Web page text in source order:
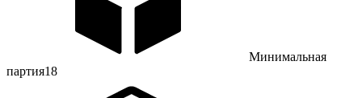
Минимальная
партия18